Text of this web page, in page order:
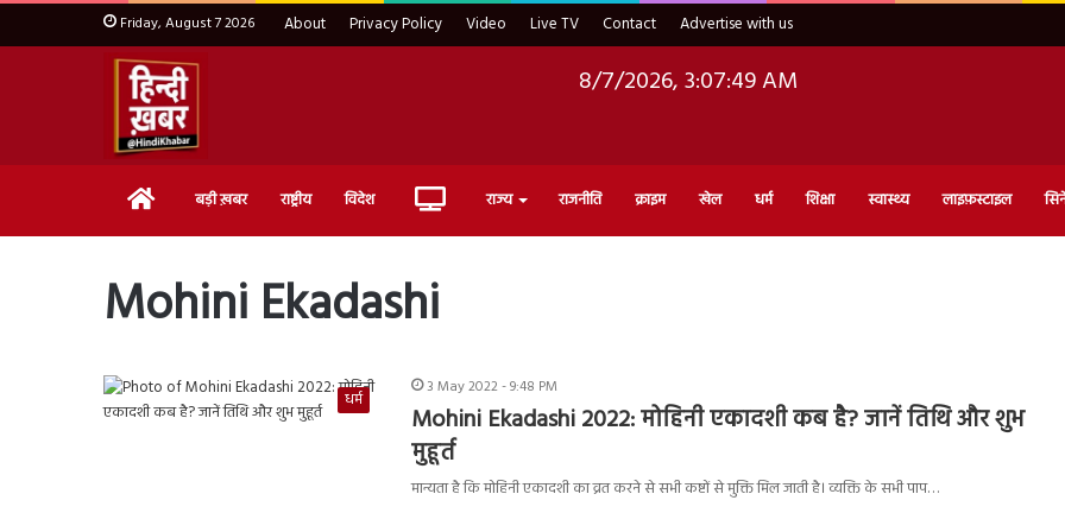
Friday, August 7 2026 About Privacy Policy Video Live TV Contact Advertise with us
8/7/2026, 3:07:50 AM
Home बड़ी ख़बर राष्ट्रीय विदेश Live राज्य राजनीति क्राइम खेल धर्म शिक्षा स्वास्थ्य लाइफ़स्टाइल
Mohini Ekadashi
धर्म
3 May 2022 - 9:48 PM
Mohini Ekadashi 2022: मोहिनी एकादशी कब है? जानें तिथि और शुभ
मुहूर्त
मान्यता है कि मोहिनी एकादशी का व्रत करने से सभी कष्टों से मुक्ति मिल जाती है। व्यक्ति के सभी पाप…